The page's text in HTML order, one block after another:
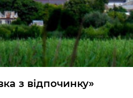
з відпочинку»